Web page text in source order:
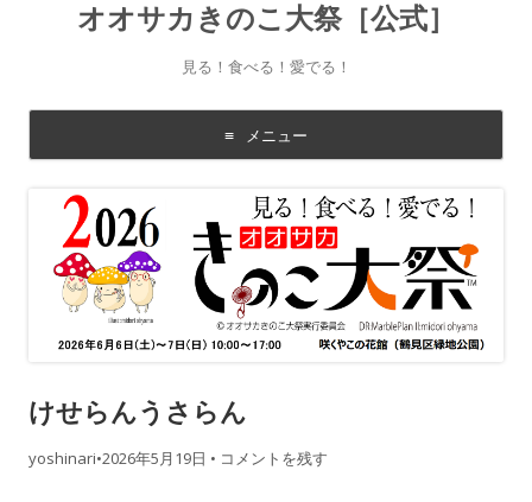
オオサカきのこ大祭［公式］
見る！食べる！愛でる！
メニュー
コ
けせらんうさらん
yoshinari•2026年5月19日 • コメントを残す